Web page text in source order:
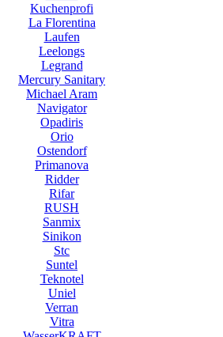
Kuchenprofi
La Florentina
Laufen
Leelongs
Legrand
Mercury Sanitary
Michael Aram
Navigator
Opadiris
Orio
Ostendorf
Primanova
Ridder
Rifar
RUSH
Sanmix
Sinikon
Stc
Suntel
Teknotel
Uniel
Verran
Vitra